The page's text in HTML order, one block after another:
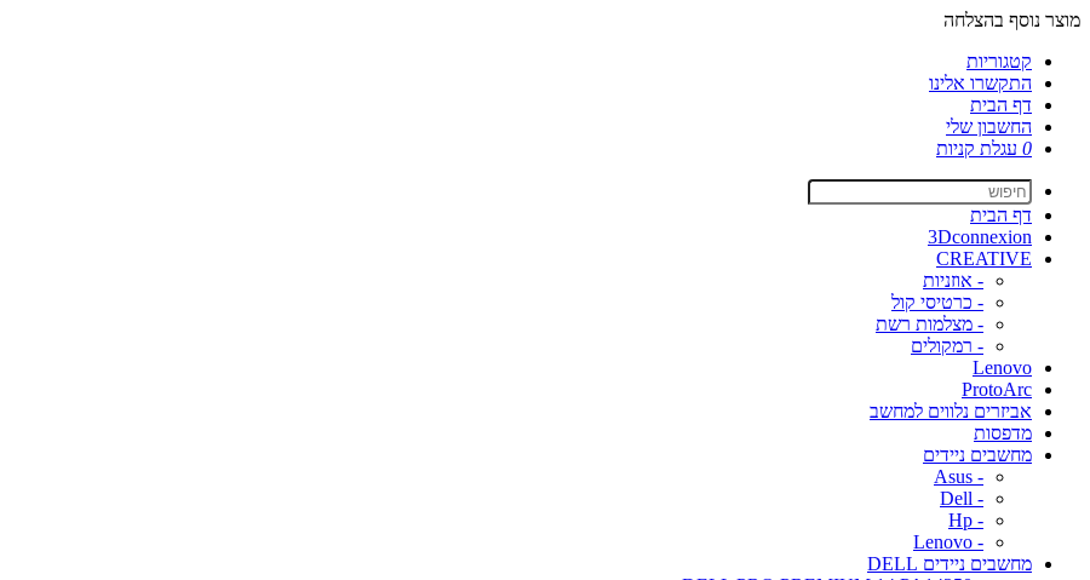
מוצר נוסף בהצלחה
קטגוריות
התקשרו אלינו
דף הבית
החשבון שלי
0 עגלת קניות
דף הבית
3Dconnexion
CREATIVE
- אוזניות
- כרטיסי קול
- מצלמות רשת
- רמקולים
Lenovo
ProtoArc
אביזרים נלווים למחשב
מדפסות
מחשבים ניידים
- Asus
- Dell
- Hp
- Lenovo
מחשבים ניידים DELL